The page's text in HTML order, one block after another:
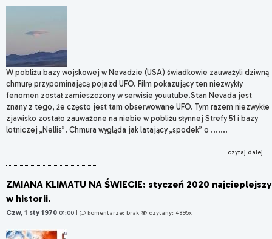
W pobliżu bazy wojskowej w Nevadzie (USA) świadkowie zauważyli dziwną
chmurę przypominającą pojazd UFO. Film pokazujący ten niezwykły
fenomen został zamieszczony w serwisie youutube.Stan Nevada jest
znany z tego, że często jest tam obserwowane UFO. Tym razem niezwykłe
zjawisko zostało zauważone na niebie w pobliżu słynnej Strefy 51 i bazy
lotniczej „Nellis”. Chmura wygląda jak latający „spodek” o .......
czytaj dalej
ZMIANA KLIMATU NA ŚWIECIE: styczeń 2020 najcieplejszy
w historii.
Czw, 1 sty 1970 01:00 komentarze: brak czytany: 4895x